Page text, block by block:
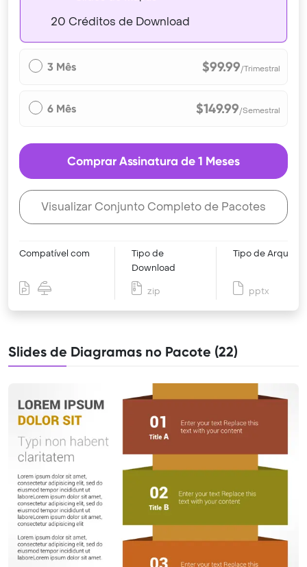
20 Créditos de Download
3 Mês $99.99/Trimestral
6 Mês $149.99/Semestral
Comprar Assinatura de 1 Meses
Visualizar Conjunto Completo de Pacotes
Compatível com
Tipo de
Download
zip
Tipo de Arquivo
pptx
Slides de Diagramas no Pacote (22)